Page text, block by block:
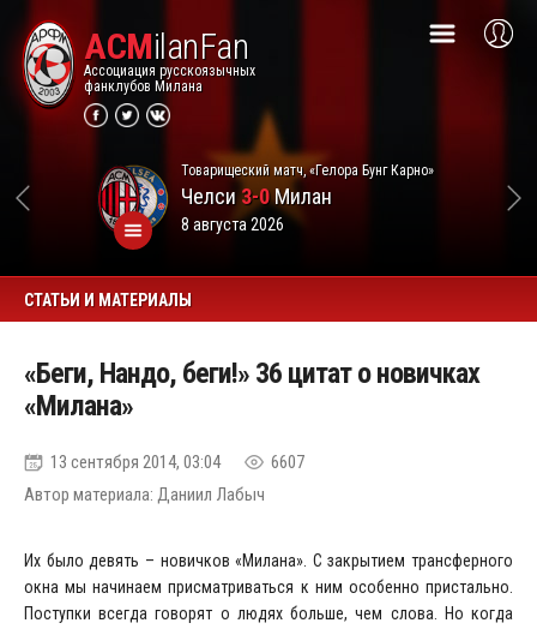
ACMilanFan
Ассоциация русскоязычных
фанклубов Милана
Товарищеский матч, «Гелора Бунг Карно»
Челси3-0Милан
8 августа 2026
СТАТЬИ И МАТЕРИАЛЫ
«Беги, Нандо, беги!» 36 цитат о новичках
«Милана»
13 сентября 2014, 03:04
6607
Автор материала: Даниил Лабыч
Их было девять – новичков «Милана». С закрытием трансферного
окна мы начинаем присматриваться к ним особенно пристально.
Поступки всегда говорят о людях больше, чем слова. Но когда